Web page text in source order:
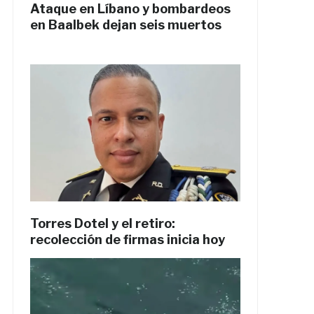
Ataque en Líbano y bombardeos
en Baalbek dejan seis muertos
Torres Dotel y el retiro:
recolección de firmas inicia hoy